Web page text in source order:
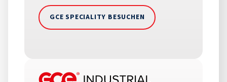
GCE SPECIALITY BESUCHEN